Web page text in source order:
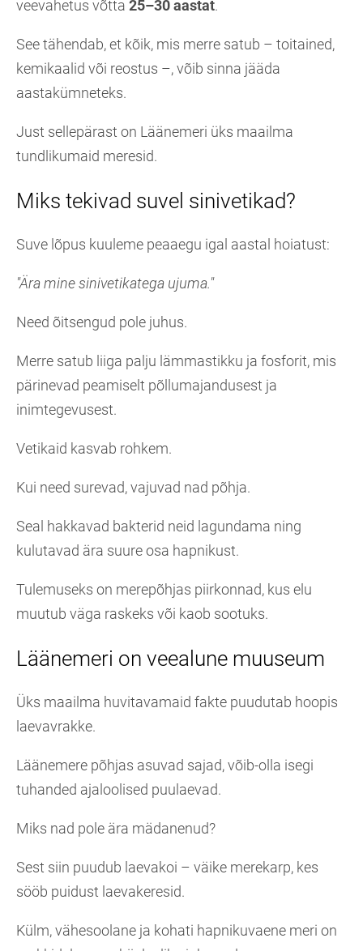
veevahetus võtta 25–30 aastat.
See tähendab, et kõik, mis merre satub – toitained,
kemikaalid või reostus –, võib sinna jääda
aastakümneteks.
Just sellepärast on Läänemeri üks maailma
tundlikumaid meresid.
Miks tekivad suvel sinivetikad?
Suve lõpus kuuleme peaaegu igal aastal hoiatust:
"Ära mine sinivetikatega ujuma."
Need õitsengud pole juhus.
Merre satub liiga palju lämmastikku ja fosforit, mis
pärinevad peamiselt põllumajandusest ja
inimtegevusest.
Vetikaid kasvab rohkem.
Kui need surevad, vajuvad nad põhja.
Seal hakkavad bakterid neid lagundama ning
kulutavad ära suure osa hapnikust.
Tulemuseks on merepõhjas piirkonnad, kus elu
muutub väga raskeks või kaob sootuks.
Läänemeri on veealune muuseum
Üks maailma huvitavamaid fakte puudutab hoopis
laevavrakke.
Läänemere põhjas asuvad sajad, võib-olla isegi
tuhanded ajaloolised puulaevad.
Miks nad pole ära mädanenud?
Sest siin puudub laevakoi – väike merekarp, kes
sööb puidust laevakeresid.
Külm, vähesoolane ja kohati hapnikuvaene meri on